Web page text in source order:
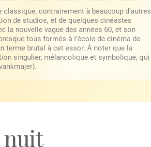
contrairement à beaucoup d’autres
de studios, et de quelques cinéastes
la nouvelle vague des années 60, et son
tous formés à l’école de cinéma de
terme brutal à cet essor. À noter que la
singulier, mélancolique et symbolique, qui
nuit